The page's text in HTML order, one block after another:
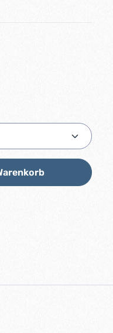
Wert ein